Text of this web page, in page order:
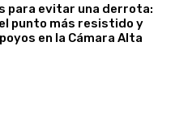
para evitar una derrota:
punto más resistido y
en la Cámara Alta